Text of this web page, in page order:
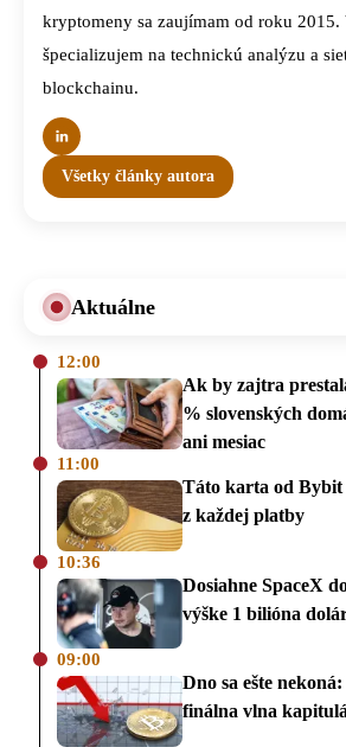
kryptomeny sa zaujímam od roku 2015.
špecializujem na technickú analýzu a
blockchainu.
Všetky články autora
Aktuálne
12:00
Ak by zajtra
% slovenských
ani mesiac
11:00
Táto karta od Bybit
z každej platby
10:36
Dosiahne SpaceX
výške 1 bilióna
09:00
Dno sa ešte
finálna vlna